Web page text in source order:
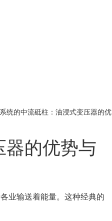
统的中流砥柱：油浸式变压器的优
的优势与
业输送着能量。这种经典的